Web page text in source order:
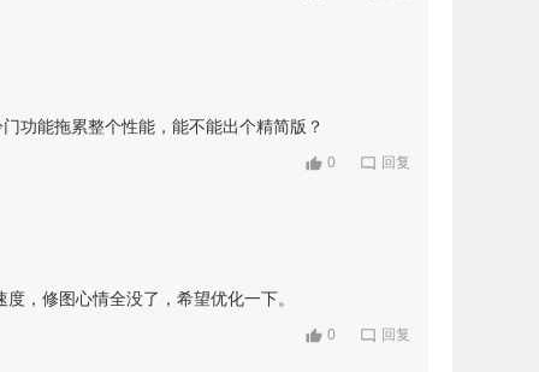
功能拖累整个性能，能不能出个精简版？
0 回复
，修图心情全没了，希望优化一下。
0 回复